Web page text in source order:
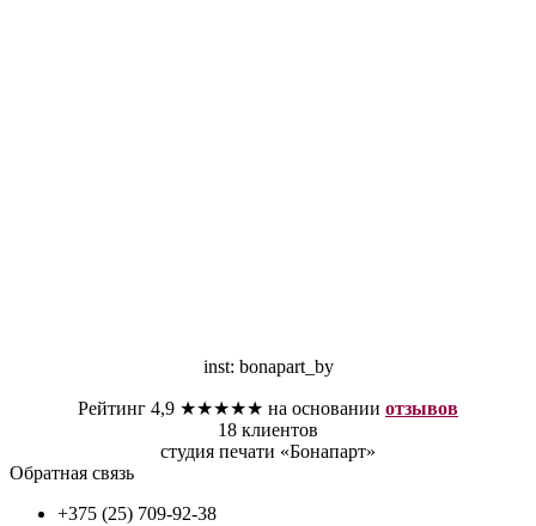
inst: bonapart_by
Рейтинг 4,9 ★★★★★ на основании отзывов
18 клиентов
студия печати «Бонапарт»
Обратная связь
+375 (25) 709-92-38